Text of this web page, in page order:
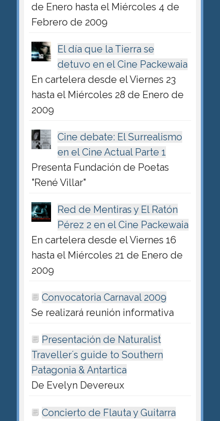
de Enero hasta el Miércoles 4 de
Febrero de 2009
El día que la Tierra se
detuvo en el Cine Packewaia
En cartelera desde el Viernes 23
hasta el Miércoles 28 de Enero de
2009
Cine debate: El Surrealismo
en el Cine Actual Parte 1
Presenta Fundación de Poetas
"René Villar"
Red de Mentiras y El Ratón
Pérez 2 en el Cine Packewaia
En cartelera desde el Viernes 16
hasta el Miércoles 21 de Enero de
2009
Convocatoria Carnaval 2009
Se realizará reunión informativa
Presentación de Naturalist
Traveller´s guide to Southern
Patagonia & Antartica
De Evelyn Devereux
Concierto de Flauta y Guitarra